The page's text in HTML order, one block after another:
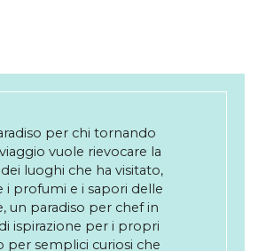
per chi tornando
vuole rievocare la
luoghi che ha visitato,
i profumi e i sapori delle
un paradiso per chef in
ispirazione per i propri
per semplici curiosi che
vanno a rifornirsi chef
Berton, Alajmo,
Provenzani del Liberty,
Canzian e molti altri
a Milano solo Francesca
offre un assortimento
completo di spezie.